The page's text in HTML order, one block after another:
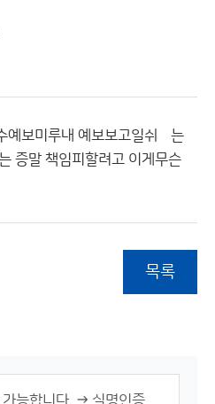
예보미루내 예보보고일쉬엤는
증말 책임피할려고 이게무슨
목록